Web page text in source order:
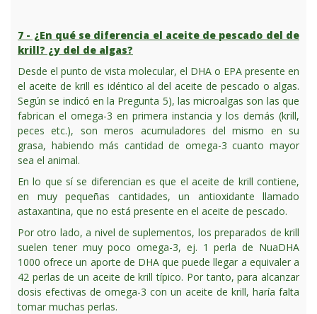
7 - ¿En qué se diferencia el aceite de pescado del de
krill? ¿y del de algas?
Desde el punto de vista molecular, el DHA o EPA presente en
el aceite de krill es idéntico al del aceite de pescado o algas.
Según se indicó en la Pregunta 5), las microalgas son las que
fabrican el omega-3 en primera instancia y los demás (krill,
peces etc.), son meros acumuladores del mismo en su
grasa, habiendo más cantidad de omega-3 cuanto mayor
sea el animal.
En lo que sí se diferencian es que el aceite de krill contiene,
en muy pequeñas cantidades, un antioxidante llamado
astaxantina, que no está presente en el aceite de pescado.
Por otro lado, a nivel de suplementos, los preparados de krill
suelen tener muy poco omega-3, ej. 1 perla de NuaDHA
1000 ofrece un aporte de DHA que puede llegar a equivaler a
42 perlas de un aceite de krill típico. Por tanto, para alcanzar
dosis efectivas de omega-3 con un aceite de krill, haría falta
tomar muchas perlas.